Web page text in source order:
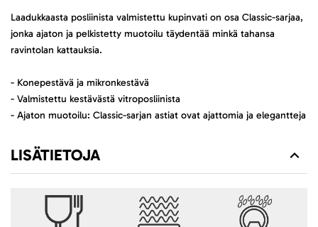
Laadukkaasta posliinista valmistettu kupinvati on osa Classic-sarjaa,
jonka ajaton ja pelkistetty muotoilu täydentää minkä tahansa
ravintolan kattauksia.
- Konepestävä ja mikronkestävä
- Valmistettu kestävästä vitroposliinista
- Ajaton muotoilu: Classic-sarjan astiat ovat ajattomia ja elegantteja
LISÄTIETOJA